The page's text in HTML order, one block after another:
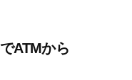
ATMから